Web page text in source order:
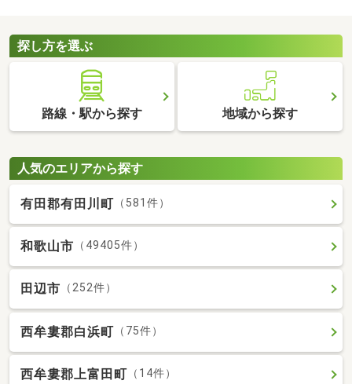
探し方を選ぶ
路線・駅から探す 地域から探す
人気のエリアから探す
有田郡有田川町 （581件）
和歌山市 （49405件）
田辺市 （252件）
西牟婁郡白浜町 （75件）
西牟婁郡上富田町 （14件）